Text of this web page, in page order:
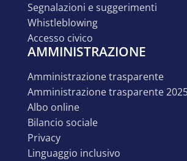
segnalazioni e suggerimenti
whistleblowing
accesso civico
AMMINISTRAZIONE
amministrazione trasparente
amministrazione trasparente
albo online
bilancio sociale
privacy
linguaggio inclusivo